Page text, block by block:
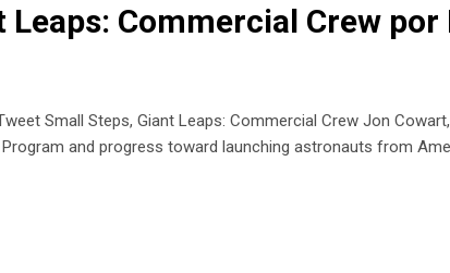
Leaps: Commercial Crew por
Small Steps, Giant Leaps: Commercial Crew Jon
and progress toward launching astronauts from